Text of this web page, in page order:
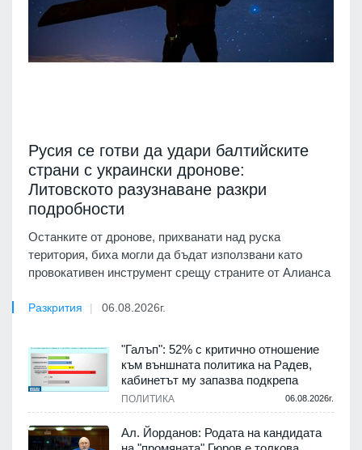
Русия се готви да удари балтийските
страни с украински дронове:
Литовското разузнаване разкри
подробности
Останките от дронове, прихванати над руска
територия, биха могли да бъдат използвани като
провокативен инструмент срещу страните от Алианса
Разкрития 06.08.2026г.
"Галъп": 52% с критично отношение
към външната политика на Радев,
кабинетът му запазва подкрепа
ПОЛИТИКА 06.08.2026г.
Ал. Йорданов: Родата на кандидата